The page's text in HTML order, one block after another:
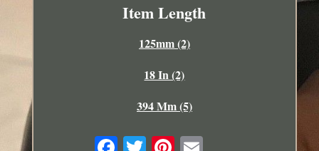
Item Length
125mm (2)
18 In (2)
394 Mm (5)